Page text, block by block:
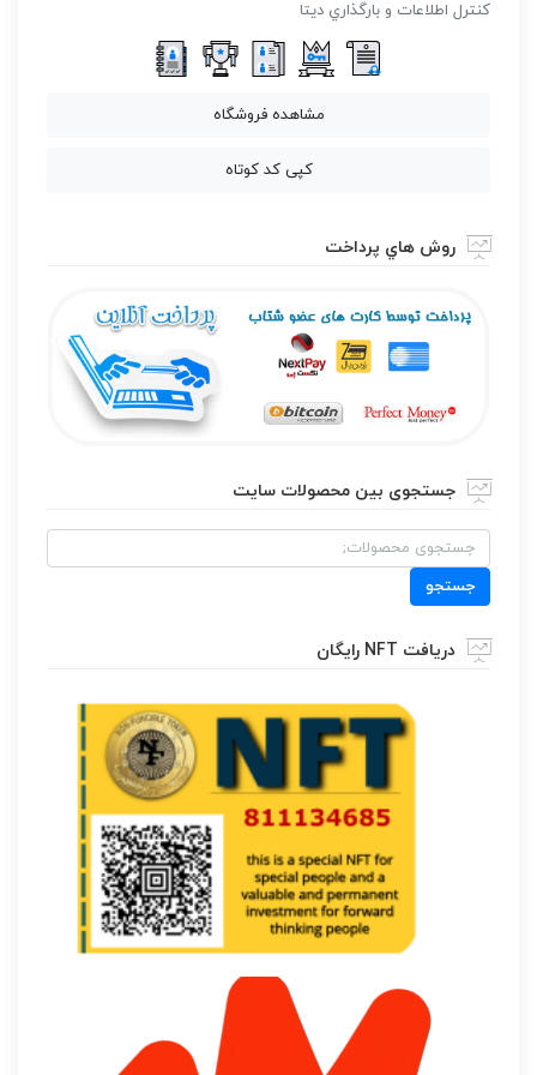
كنترل اطلاعات و بارگذاري ديتا
مشاهده فروشگاه
کپی کد کوتاه
روش هاي پرداخت
جستجوی بین محصولات سایت
جستجو
برای:
جستجو
دریافت NFT رایگان